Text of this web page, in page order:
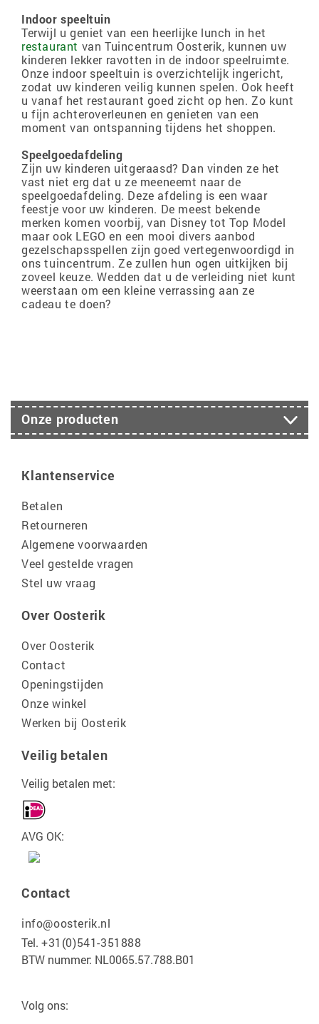
Indoor speeltuin
Terwijl u geniet van een heerlijke lunch in het
restaurant van Tuincentrum Oosterik, kunnen uw
kinderen lekker ravotten in de indoor speelruimte.
Onze indoor speeltuin is overzichtelijk ingericht,
zodat uw kinderen veilig kunnen spelen. Ook heeft
u vanaf het restaurant goed zicht op hen. Zo kunt
u fijn achteroverleunen en genieten van een
moment van ontspanning tijdens het shoppen.
Speelgoedafdeling
Zijn uw kinderen uitgeraasd? Dan vinden ze het
vast niet erg dat u ze meeneemt naar de
speelgoedafdeling. Deze afdeling is een waar
feestje voor uw kinderen. De meest bekende
merken komen voorbij, van Disney tot Top Model
maar ook LEGO en een mooi divers aanbod
gezelschapsspellen zijn goed vertegenwoordigd in
ons tuincentrum. Ze zullen hun ogen uitkijken bij
zoveel keuze. Wedden dat u de verleiding niet kunt
weerstaan om een kleine verrassing aan ze
cadeau te doen?
Onze producten
Klantenservice
Betalen
Retourneren
Algemene voorwaarden
Veel gestelde vragen
Stel uw vraag
Over Oosterik
Over Oosterik
Contact
Openingstijden
Onze winkel
Werken bij Oosterik
Veilig betalen
Veilig betalen met:
AVG OK:
Contact
info@oosterik.nl
Tel. +31(0)541-351888
BTW nummer: NL0065.57.788.B01
Volg ons: